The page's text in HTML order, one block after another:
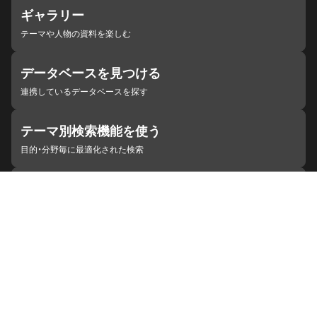
ギャラリー
テーマや人物の資料を楽しむ
データベースを見つける
連携しているデータベースを探す
テーマ別検索機能を使う
目的・分野毎に最適化された検索